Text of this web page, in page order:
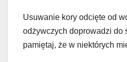
Usuwanie kory odcięte od
odżywczych doprowadzi do
pamiętaj, że w niektórych